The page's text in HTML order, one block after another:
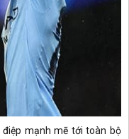
mạnh mẽ tới toàn bộ